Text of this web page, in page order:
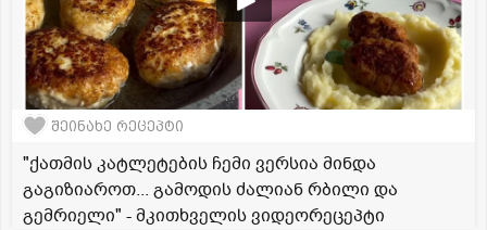
შეინახე რეცეპტი
"ქათმის კატლეტების ჩემი ვერსია მინდა
გაგიზიაროთ... გამოდის ძალიან რბილი და
გემრიელი" - მკითხველის ვიდეორეცეპტი